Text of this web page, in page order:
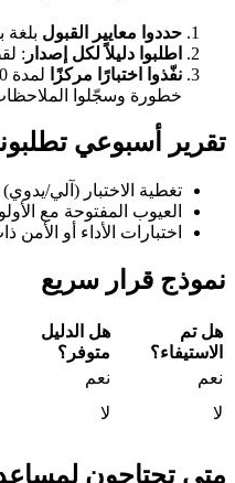
حددوا معايير القبول بلغة
اطلبوا دليلاً لكل إصدار :
نفّذوا اختبارًا مركزًا
خطورة وسجّلوا
تقرير أسبوعي
تغطية الاختبار (آلي/يدوي)
العيوب المفتوحة مع
اختبارات الأداء أو الأمن
نموذج قرار سريع
هل تم
الاستيفاء؟
هل الدليل
متوفر؟
نعم
نعم
متى تحتاجون